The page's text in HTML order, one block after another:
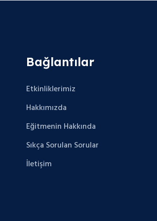
Bağlantılar
Etkinliklerimiz
Hakkımızda
Eğitmenin Hakkında
Sıkça Sorulan Sorular
İletişim